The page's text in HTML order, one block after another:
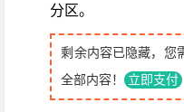
分区。
剩余内容已隐藏，您
全部内容！ 立即支付